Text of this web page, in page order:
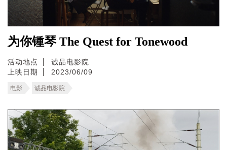
为你锺琴 The Quest for Tonewood
活动地点
诚品电影院
上映日期
2023/06/09
电影 诚品电影院